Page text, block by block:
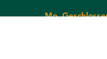
Mo.